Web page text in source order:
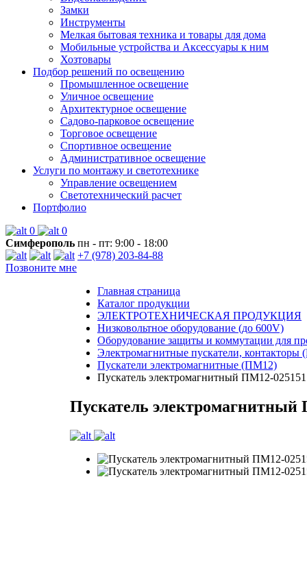
Замки
Инструменты
Мелкая бытовая техника и товары для дома
Мобильные устройства и Аксессуары к ним
Хозтовары
Подбор решений по освещению
Промышленное освещение
Уличное освещение
Архитектурное освещение
Садово-парковое освещение
Торговое освещение
Спортивное освещение
Административное освещение
Услуги по монтажу и светотехнике
Управление освещением
Светотехнический расчет
Портфолио
0
0
Симферополь пн - пт: 9:00 - 18:00
+7 (978) 203-84-88
Позвоните мне
Главная страница
Каталог продукции
ЭЛЕКТРОТЕХНИЧЕСКАЯ ПРОДУКЦИЯ
Низковольтное оборудование (до 600V)
Оборудование защиты и коммутации для
Электромагнитные пускатели,
Пускатели электромагнитные (ПМ12)
Пускатель электромагнитный ПМ12-
Пускатель